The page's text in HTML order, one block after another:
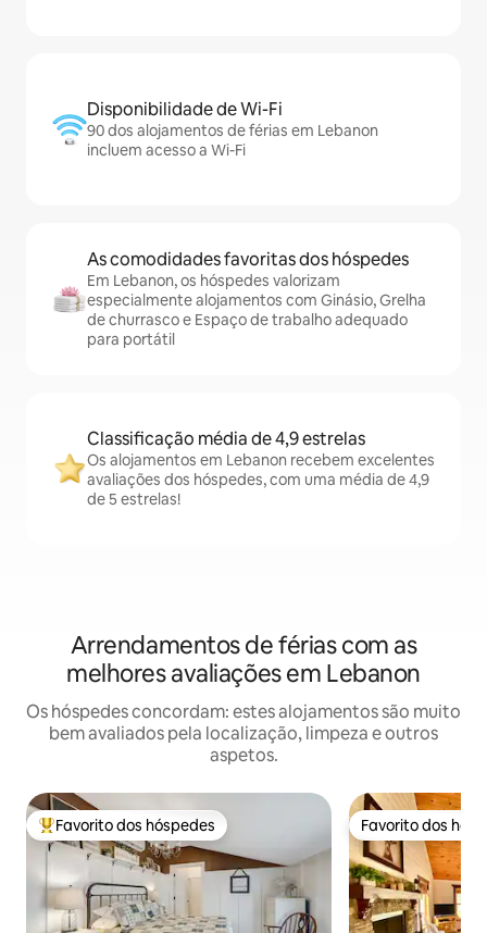
Disponibilidade de Wi-Fi
90 dos alojamentos de férias em Lebanon
incluem acesso a Wi-Fi
As comodidades favoritas dos hóspedes
Em Lebanon, os hóspedes valorizam
especialmente alojamentos com Ginásio, Grelha
de churrasco e Espaço de trabalho adequado
para portátil
Classificação média de 4,9 estrelas
Os alojamentos em Lebanon recebem excelentes
avaliações dos hóspedes, com uma média de 4,9
de 5 estrelas!
Arrendamentos de férias com as
melhores avaliações em Lebanon
Os hóspedes concordam: estes alojamentos são muito
bem avaliados pela localização, limpeza e outros
aspetos.
Favoritos dos hóspedes mais apreciados
Favorito dos hóspedes Favorito dos
Favorito dos